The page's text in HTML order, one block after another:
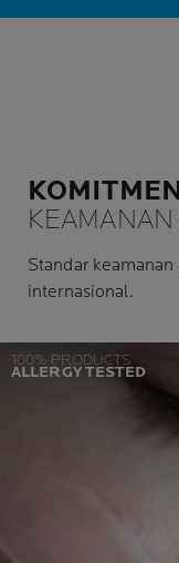
Standar
internasional.
100% PRODUCTS
ALLERGY TESTED